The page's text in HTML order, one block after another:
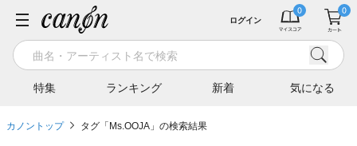
特集 ランキング 新着 気になる
ログイン
カノントップ タグ「Ms.OOJA」の検索結果